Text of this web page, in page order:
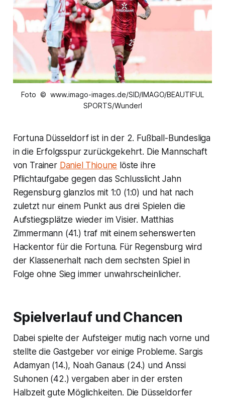
Foto © www.imago-images.de/SID/IMAGO/BEAUTIFUL
SPORTS/Wunderl
Fortuna Düsseldorf ist in der 2. Fußball-Bundesliga
in die Erfolgsspur zurückgekehrt. Die Mannschaft
von Trainer Daniel Thioune löste ihre
Pflichtaufgabe gegen das Schlusslicht Jahn
Regensburg glanzlos mit 1:0 (1:0) und hat nach
zuletzt nur einem Punkt aus drei Spielen die
Aufstiegsplätze wieder im Visier. Matthias
Zimmermann (41.) traf mit einem sehenswerten
Hackentor für die Fortuna. Für Regensburg wird
der Klassenerhalt nach dem sechsten Spiel in
Folge ohne Sieg immer unwahrscheinlicher.
Spielverlauf und Chancen
Dabei spielte der Aufsteiger mutig nach vorne und
stellte die Gastgeber vor einige Probleme. Sargis
Adamyan (14.), Noah Ganaus (24.) und Anssi
Suhonen (42.) vergaben aber in der ersten
Halbzeit gute Möglichkeiten. Die Düsseldorfer